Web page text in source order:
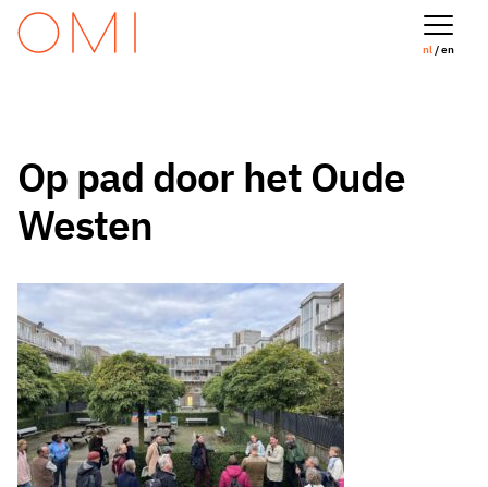
nl/ en
Op pad door het Oude
Westen